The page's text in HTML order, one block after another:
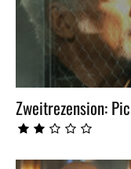
Zweitrezension: